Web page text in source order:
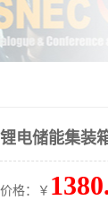
锂电储能集装
价格：￥